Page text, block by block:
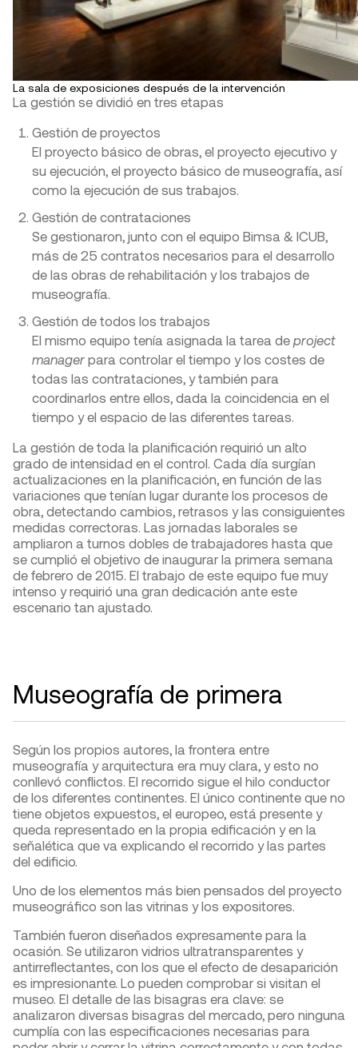
La sala de exposiciones después de la intervención
La gestión se dividió en tres etapas
Gestión de proyectos
El proyecto básico de obras, el proyecto ejecutivo y
su ejecución, el proyecto básico de museografía, así
como la ejecución de sus trabajos.
Gestión de contrataciones
Se gestionaron, junto con el equipo Bimsa & ICUB,
más de 25 contratos necesarios para el desarrollo
de las obras de rehabilitación y los trabajos de
museografía.
Gestión de todos los trabajos
El mismo equipo tenía asignada la tarea de project
manager para controlar el tiempo y los costes de
todas las contrataciones, y también para
coordinarlos entre ellos, dada la coincidencia en el
tiempo y el espacio de las diferentes tareas.
La gestión de toda la planificación requirió un alto
grado de intensidad en el control. Cada día surgían
actualizaciones en la planificación, en función de las
variaciones que tenían lugar durante los procesos de
obra, detectando cambios, retrasos y las consiguientes
medidas correctoras. Las jornadas laborales se
ampliaron a turnos dobles de trabajadores hasta que
se cumplió el objetivo de inaugurar la primera semana
de febrero de 2015. El trabajo de este equipo fue muy
intenso y requirió una gran dedicación ante este
escenario tan ajustado.
Museografía de primera
Según los propios autores, la frontera entre
museografía y arquitectura era muy clara, y esto no
conllevó conflictos. El recorrido sigue el hilo conductor
de los diferentes continentes. El único continente que no
tiene objetos expuestos, el europeo, está presente y
queda representado en la propia edificación y en la
señalética que va explicando el recorrido y las partes
del edificio.
Uno de los elementos más bien pensados del proyecto
museográfico son las vitrinas y los expositores.
También fueron diseñados expresamente para la
ocasión. Se utilizaron vidrios ultratransparentes y
antirreflectantes, con los que el efecto de desaparición
es impresionante. Lo pueden comprobar si visitan el
museo. El detalle de las bisagras era clave: se
analizaron diversas bisagras del mercado, pero ninguna
cumplía con las especificaciones necesarias para